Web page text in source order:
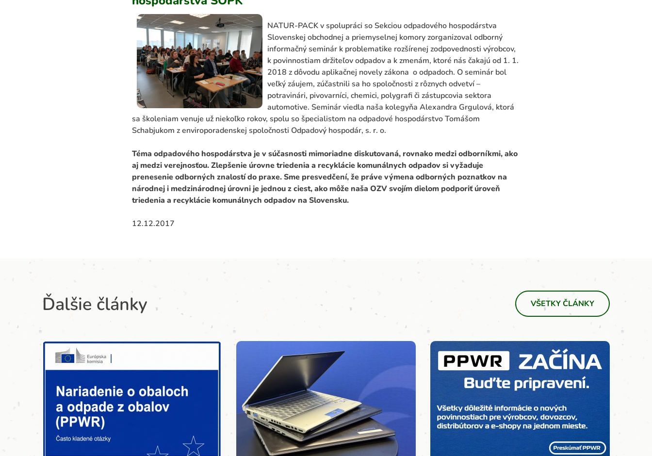
NATUR-PACK v spolupráci so Sekciou odpadového hospodárstva
Slovenskej obchodnej a priemyselnej komory zorganizoval odborný
informačný seminár k problematike rozšírenej zodpovednosti výrobcov,
k povinnostiam držiteľov odpadov a k zmenám, ktoré nás čakajú od 1. 1.
2018 z dôvodu aplikačnej novely zákona o odpadoch. O seminár bol
veľký záujem, zúčastnili sa ho spoločnosti z rôznych odvetví –
potravinári, pivovarníci, chemici, polygrafi či zástupcovia sektora
automotive. Seminár viedla naša kolegyňa Alexandra Grgulová, ktorá
sa školeniam venuje už niekoľko rokov, spolu so špecialistom na odpadové hospodárstvo Tomášom
Schabjukom z enviroporadenskej spoločnosti Odpadový hospodár, s. r. o.
Téma odpadového hospodárstva je v súčasnosti mimoriadne diskutovaná, rovnako medzi odborníkmi, ako
aj medzi verejnosťou. Zlepšenie úrovne triedenia a recyklácie komunálnych odpadov si vyžaduje
prenesenie odborných znalostí do praxe. Sme presvedčení, že práve výmena odborných poznatkov na
národnej i medzinárodnej úrovni je jednou z ciest, ako môže naša OZV svojím dielom podporiť úroveň
triedenia a recyklácie komunálnych odpadov na Slovensku.
12.12.2017
Ďalšie články VŠETKY ČLÁNKY